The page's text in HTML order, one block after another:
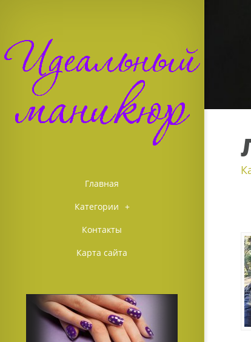
Главная
Категории +
Контакты
Карта сайта